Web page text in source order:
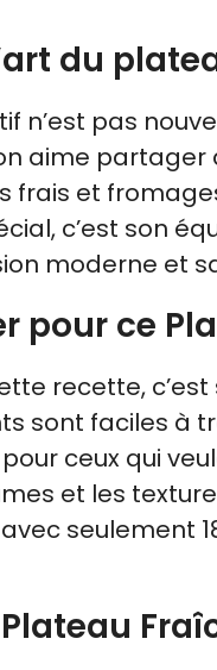
du
n’est pas
aime
frais et
c’est son
moderne et
pour ce
recette,
sont faciles à
ceux qui
et les
seulement